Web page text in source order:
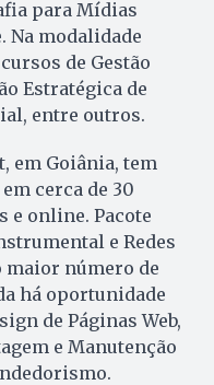
para Mídias
Na modalidade
de Gestão
Estratégica de
entre outros.
em Goiânia, tem
cerca de 30
e online. Pacote
e Redes
maior número de
há oportunidade
de Páginas Web,
e Manutenção